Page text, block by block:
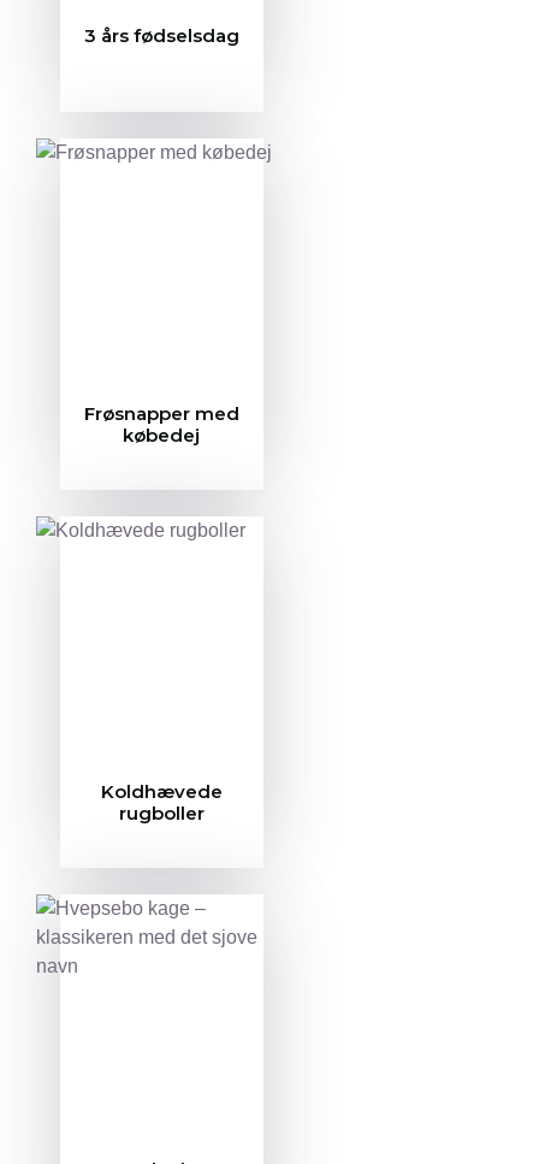
3 års fødselsdag
Frøsnapper med
købedej
Koldhævede
rugboller